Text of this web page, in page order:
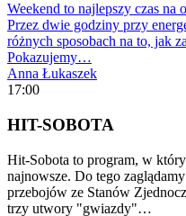
Weekend to najlepszy czas
Przez dwie godziny przy
różnych sposobach na to, jak
Pokazujemy…
Anna Łukaszek
17:00
HIT-SOBOTA
Hit-Sobota to program, w
najnowsze. Do tego
przebojów ze Stanów
trzy utwory "gwiazdy"…